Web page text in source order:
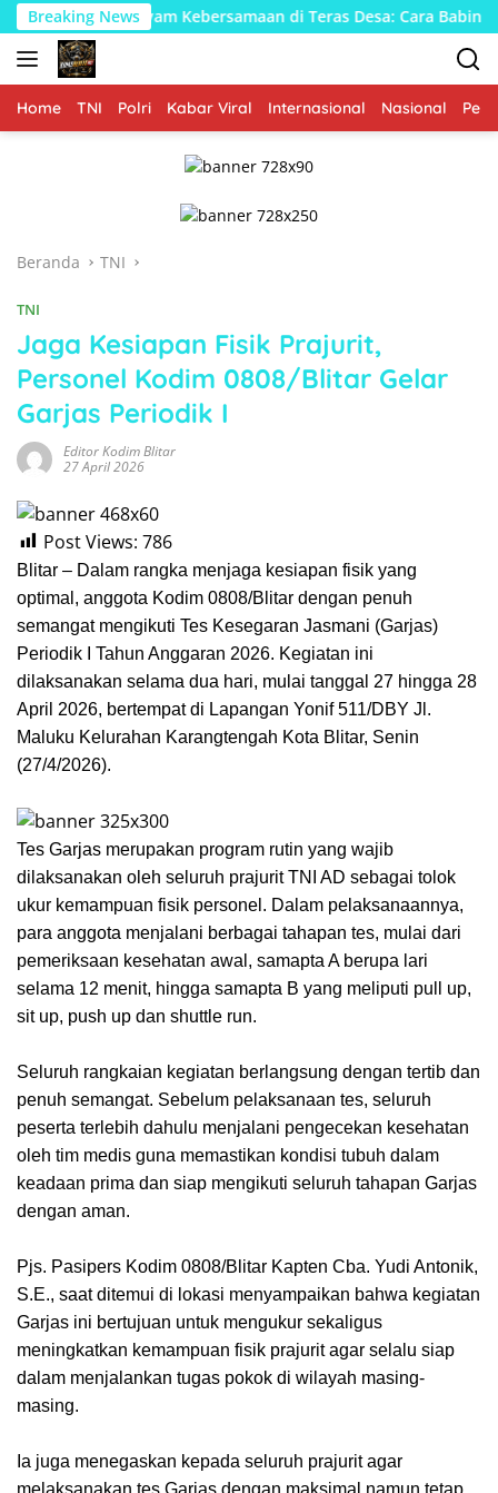
Langsung
ke
konten
Breaking News
Kebersamaan di Teras Desa: Cara Babinsa Kesongo
Home TNI Polri Kabar Viral Internasional Nasional
Beranda TNI
TNI
Jaga Kesiapan Fisik Prajurit,
Personel Kodim 0808/Blitar Gelar
Garjas Periodik I
Editor Kodim Blitar
27 April 2026
Post Views: 786
Blitar – Dalam rangka menjaga kesiapan fisik yang
optimal, anggota Kodim 0808/Blitar dengan penuh
semangat mengikuti Tes Kesegaran Jasmani (Garjas)
Periodik I Tahun Anggaran 2026. Kegiatan ini
dilaksanakan selama dua hari, mulai tanggal 27 hingga 28
April 2026, bertempat di Lapangan Yonif 511/DBY Jl.
Maluku Kelurahan Karangtengah Kota Blitar, Senin
(27/4/2026).
Tes Garjas merupakan program rutin yang wajib
dilaksanakan oleh seluruh prajurit TNI AD sebagai tolok
ukur kemampuan fisik personel. Dalam pelaksanaannya,
para anggota menjalani berbagai tahapan tes, mulai dari
pemeriksaan kesehatan awal, samapta A berupa lari
selama 12 menit, hingga samapta B yang meliputi pull up,
sit up, push up dan shuttle run.
Seluruh rangkaian kegiatan berlangsung dengan tertib dan
penuh semangat. Sebelum pelaksanaan tes, seluruh
peserta terlebih dahulu menjalani pengecekan kesehatan
oleh tim medis guna memastikan kondisi tubuh dalam
keadaan prima dan siap mengikuti seluruh tahapan Garjas
dengan aman.
Pjs. Pasipers Kodim 0808/Blitar Kapten Cba. Yudi Antonik,
S.E., saat ditemui di lokasi menyampaikan bahwa kegiatan
Garjas ini bertujuan untuk mengukur sekaligus
meningkatkan kemampuan fisik prajurit agar selalu siap
dalam menjalankan tugas pokok di wilayah masing-
masing.
Ia juga menegaskan kepada seluruh prajurit agar
melaksanakan tes Garjas dengan maksimal namun tetap